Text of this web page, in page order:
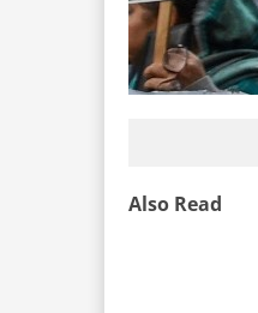
Also Read